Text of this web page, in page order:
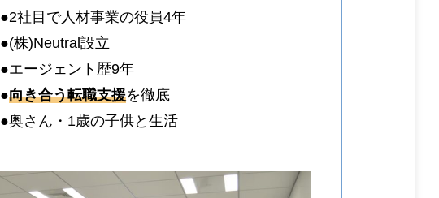
●2社目で人材事業の役員4年
●(株)Neutral設立
●エージェント歴9年
●向き合う転職支援を徹底
●奥さん・1歳の子供と生活